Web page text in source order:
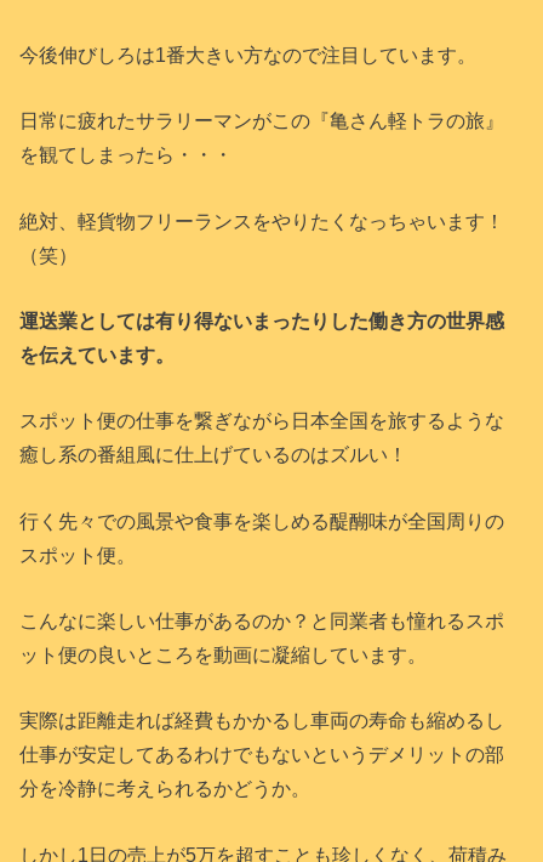
今後伸びしろは1番大きい方なので注目しています。
日常に疲れたサラリーマンがこの『亀さん軽トラの旅』
を観てしまったら・・・
絶対、軽貨物フリーランスをやりたくなっちゃいます！
（笑）
運送業としては有り得ないまったりした働き方の世界感
を伝えています。
スポット便の仕事を繋ぎながら日本全国を旅するような
癒し系の番組風に仕上げているのはズルい！
行く先々での風景や食事を楽しめる醍醐味が全国周りの
スポット便。
こんなに楽しい仕事があるのか？と同業者も憧れるスポ
ット便の良いところを動画に凝縮しています。
実際は距離走れば経費もかかるし車両の寿命も縮めるし
仕事が安定してあるわけでもないというデメリットの部
分を冷静に考えられるかどうか。
しかし1日の売上が5万を超すことも珍しくなく、荷積み